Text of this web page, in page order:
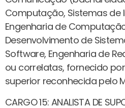
Computação, Sistemas de
Engenharia de
Desenvolvimento de
Software, Engenharia de
ou correlatas, fornecido
superior reconhecida pelo
CARGO 15: ANALISTA DE